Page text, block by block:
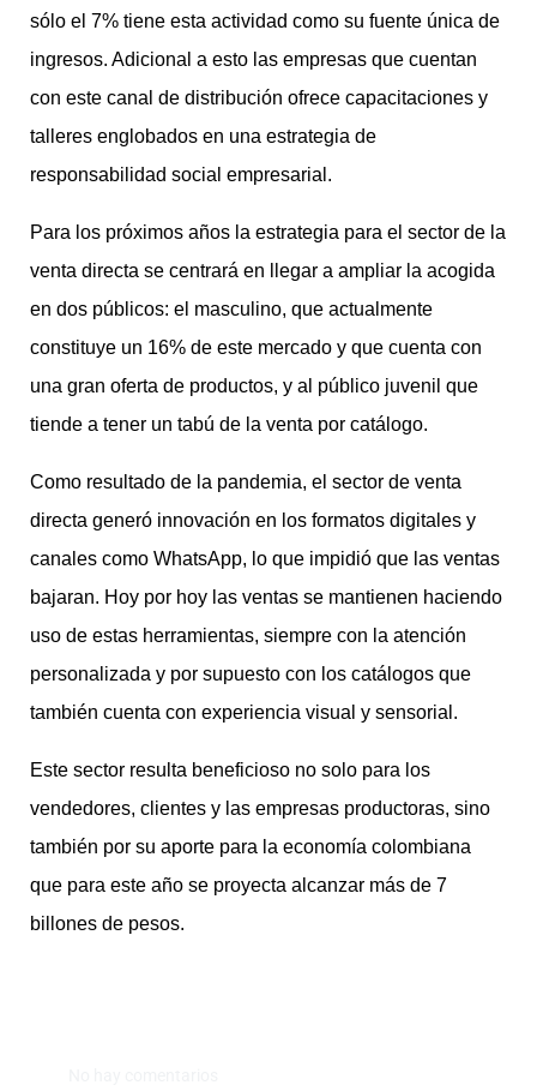
sólo el 7% tiene esta actividad como su fuente única de
ingresos. Adicional a esto las empresas que cuentan
con este canal de distribución ofrece capacitaciones y
talleres englobados en una estrategia de
responsabilidad social empresarial.
Para los próximos años la estrategia para el sector de la
venta directa se centrará en llegar a ampliar la acogida
en dos públicos: el masculino, que actualmente
constituye un 16% de este mercado y que cuenta con
una gran oferta de productos, y al público juvenil que
tiende a tener un tabú de la venta por catálogo.
Como resultado de la pandemia, el sector de venta
directa generó innovación en los formatos digitales y
canales como WhatsApp, lo que impidió que las ventas
bajaran. Hoy por hoy las ventas se mantienen haciendo
uso de estas herramientas, siempre con la atención
personalizada y por supuesto con los catálogos que
también cuenta con experiencia visual y sensorial.
Este sector resulta beneficioso no solo para los
vendedores, clientes y las empresas productoras, sino
también por su aporte para la economía colombiana
que para este año se proyecta alcanzar más de 7
billones de pesos.